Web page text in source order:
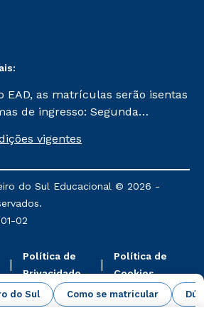
do Sul Como se matricular
EAD, as matrículas serão isentas
de ingresso: Segunda
a taxa de matrícula será de R$
aos cursos: Ensino
para a Docência e Metodologia
Questões Atuais.
vigentes
do Sul Educacional © 2026 -
02
Política de
Privacidade
Política de
Cookies